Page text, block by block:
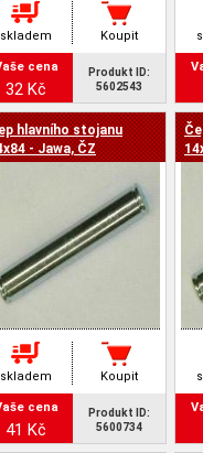
skladem Koupit
cena
32 Kč
Produkt ID:
5602543
hlavního stojanu
- Jawa, ČZ
skladem Koupit
cena
41 Kč
Produkt ID:
5600734